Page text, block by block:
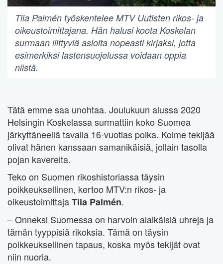
Tiia Palmén työskentelee MTV Uutisten rikos- ja
oikeustoimittajana. Hän halusi koota Koskelan
surmaan liittyviä asioita nopeasti kirjaksi, jotta
esimerkiksi lastensuojelussa voidaan oppia
niistä.
Tätä emme saa unohtaa. Joulukuun alussa 2020
Helsingin Koskelassa surmattiin koko Suomea
järkyttäneellä tavalla 16-vuotias poika. Kolme tekijää
olivat hänen kanssaan samanikäisiä, jollain tasolla
pojan kavereita.
Teko on Suomen rikoshistoriassa täysin
poikkeuksellinen, kertoo MTV:n rikos- ja
oikeustoimittajaTiia Palmén.
– Onneksi Suomessa on harvoin alaikäisiä uhreja ja
tämän tyyppisiä rikoksia. Tämä on täysin
poikkeuksellinen tapaus, koska myös tekijät ovat
niin nuoria.